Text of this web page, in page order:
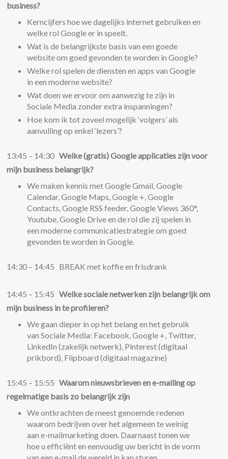
business?
Kerncijfers hoe we dagelijks internet gebruiken en
welke rol Google er in speelt.
Wat is de belangrijkste basis van een goede
website om goed gevonden te worden in Google?
Welke rol spelen de diensten en apps van Google
in een moderne website?
Wat doen we ervoor om aanwezig te zijn in
Sociale Media zonder extra inspanningen?
Hoe kom ik tot zoveel mogelijk ‘volgers’ als
aanvulling op enkel ‘lezers’?
13:45 – 14:30Welke (gratis) Google applicaties zijn voor
mijn business belangrijk?
We maken kennis met Google Gmail, Google
Calendar, Google Maps, Google +, Google
Contacts, Google RSS feeder, Google Views 360°,
Youtube, Google Drive en de rol die zij spelen in
een moderne communicatiestrategie om goed
gevonden te worden in Google.
14:30 – 14:45 BREAK met koffie en frisdrank
14:45 – 15:45Welke sociale netwerken zijn belangrijk om
mijn business in te profileren?
We gaan dieper in op het belang en het gebruik
van Sociale Media: Facebook, Google +, Twitter,
LinkedIn (zakelijk netwerk), Pinterest (digitaal
prikbord), Flipboard (digitaal magazine)
15:45 – 15:55Waarom nieuwsbrieven en e-mailing op
regelmatige basis zo belangrijk zijn
We ontkrachten de meest genoemde redenen
waarom bedrijven over het algemeen te weinig
aan e-mailmarketing doen. Daarnaast tonen we
hoe u efficiënt en eenvoudig uw bericht in de vorm